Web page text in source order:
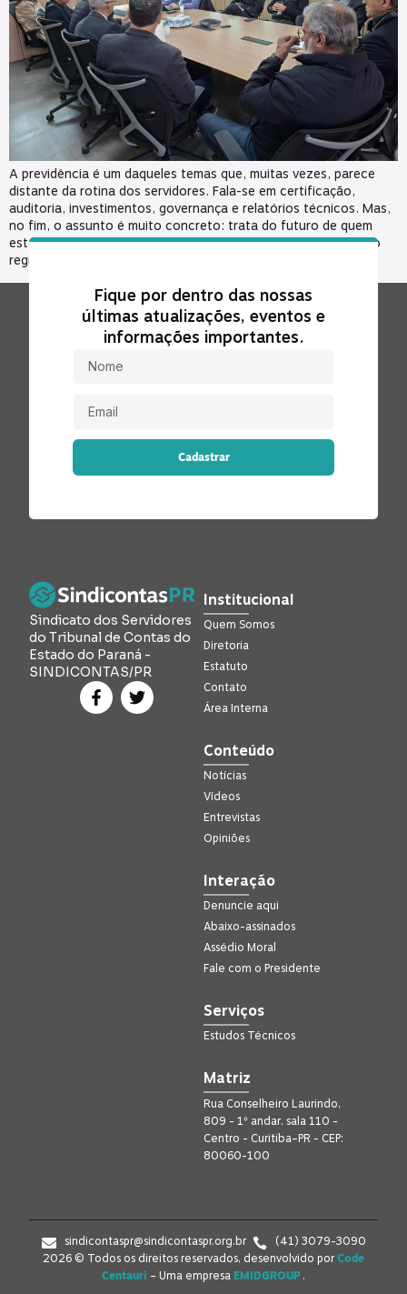
A previdência é um daqueles temas que, muitas vezes, parece
distante da rotina dos servidores. Fala-se em certificação,
auditoria, investimentos, governança e relatórios técnicos. Mas,
no fim, o assunto é muito concreto: trata do futuro de quem
está na ativa, de quem já se aposentou e de quem depende do
regime previdenciário. Por isso, o […]
Fique por dentro das nossas
últimas atualizações, eventos e
informações importantes.
Cadastrar
Sindicato dos Servidores
do Tribunal de Contas do
Estado do Paraná -
SINDICONTAS/PR
Institucional
Quem Somos
Diretoria
Estatuto
Contato
Área Interna
Conteúdo
Notícias
Vídeos
Entrevistas
Opiniões
Interação
Denuncie aqui
Abaixo-assinados
Assédio Moral
Fale com o Presidente
Serviços
Estudos Técnicos
Matriz
Rua Conselheiro Laurindo,
809 - 1º andar, sala 110 -
Centro - Curitiba–PR - CEP:
80060-100
sindicontaspr@sindicontaspr.org.br
(41) 3079-3090
2026 © Todos os direitos reservados, desenvolvido porCode
Centauri – Uma empresa EMIDGROUP .